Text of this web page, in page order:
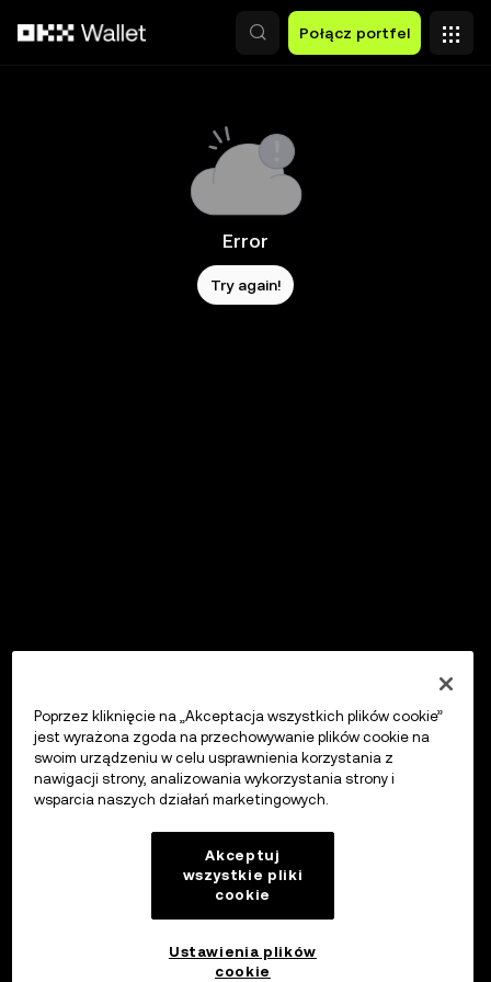
Połącz portfel
Error
Try again!
Poprzez kliknięcie na „Akceptacja wszystkich plików cookie”
jest wyrażona zgoda na przechowywanie plików cookie na
swoim urządzeniu w celu usprawnienia korzystania z
nawigacji strony, analizowania wykorzystania strony i
wsparcia naszych działań marketingowych.
Akceptuj
wszystkie pliki
cookie
Ustawienia plików
cookie